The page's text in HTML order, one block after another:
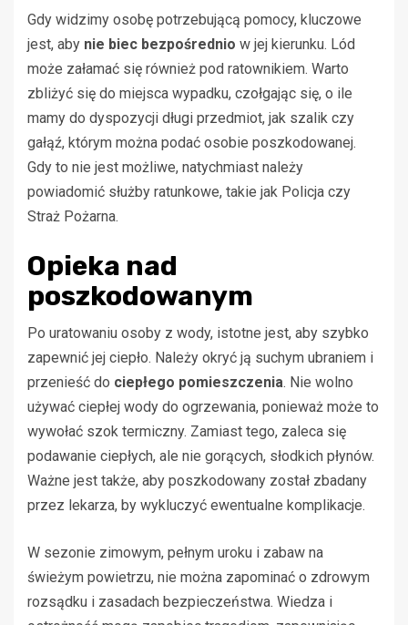
Gdy widzimy osobę potrzebującą pomocy, kluczowe
jest, aby nie biec bezpośrednio w jej kierunku. Lód
może załamać się również pod ratownikiem. Warto
zbliżyć się do miejsca wypadku, czołgając się, o ile
mamy do dyspozycji długi przedmiot, jak szalik czy
gałąź, którym można podać osobie poszkodowanej.
Gdy to nie jest możliwe, natychmiast należy
powiadomić służby ratunkowe, takie jak Policja czy
Straż Pożarna.
Opieka nad
poszkodowanym
Po uratowaniu osoby z wody, istotne jest, aby szybko
zapewnić jej ciepło. Należy okryć ją suchym ubraniem i
przenieść do ciepłego pomieszczenia. Nie wolno
używać ciepłej wody do ogrzewania, ponieważ może to
wywołać szok termiczny. Zamiast tego, zaleca się
podawanie ciepłych, ale nie gorących, słodkich płynów.
Ważne jest także, aby poszkodowany został zbadany
przez lekarza, by wykluczyć ewentualne komplikacje.
W sezonie zimowym, pełnym uroku i zabaw na
świeżym powietrzu, nie można zapominać o zdrowym
rozsądku i zasadach bezpieczeństwa. Wiedza i